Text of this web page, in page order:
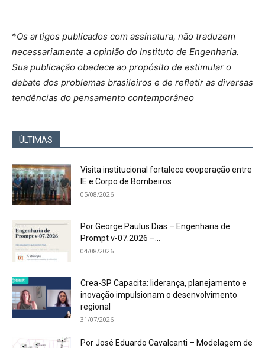
*Os artigos publicados com assinatura, não traduzem
necessariamente a opinião do Instituto de Engenharia.
Sua publicação obedece ao propósito de estimular o
debate dos problemas brasileiros e de refletir as diversas
tendências do pensamento contemporâneo
ÚLTIMAS
Visita institucional fortalece cooperação entre
IE e Corpo de Bombeiros
05/08/2026
Por George Paulus Dias – Engenharia de
Prompt v-07.2026 –...
04/08/2026
Crea-SP Capacita: liderança, planejamento e
inovação impulsionam o desenvolvimento
regional
31/07/2026
Por José Eduardo Cavalcanti – Modelagem de